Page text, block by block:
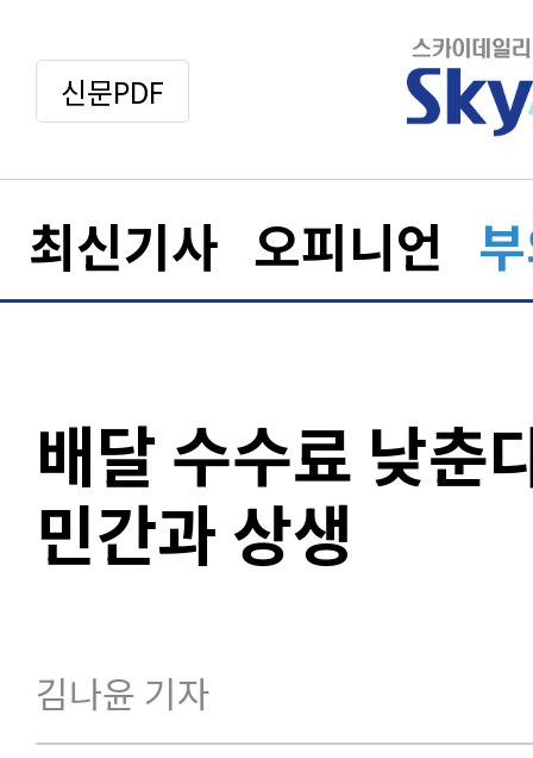
신문PDF
최신기사 오피니언
배달 수수료 낮
민간과 상생
김나윤 기자